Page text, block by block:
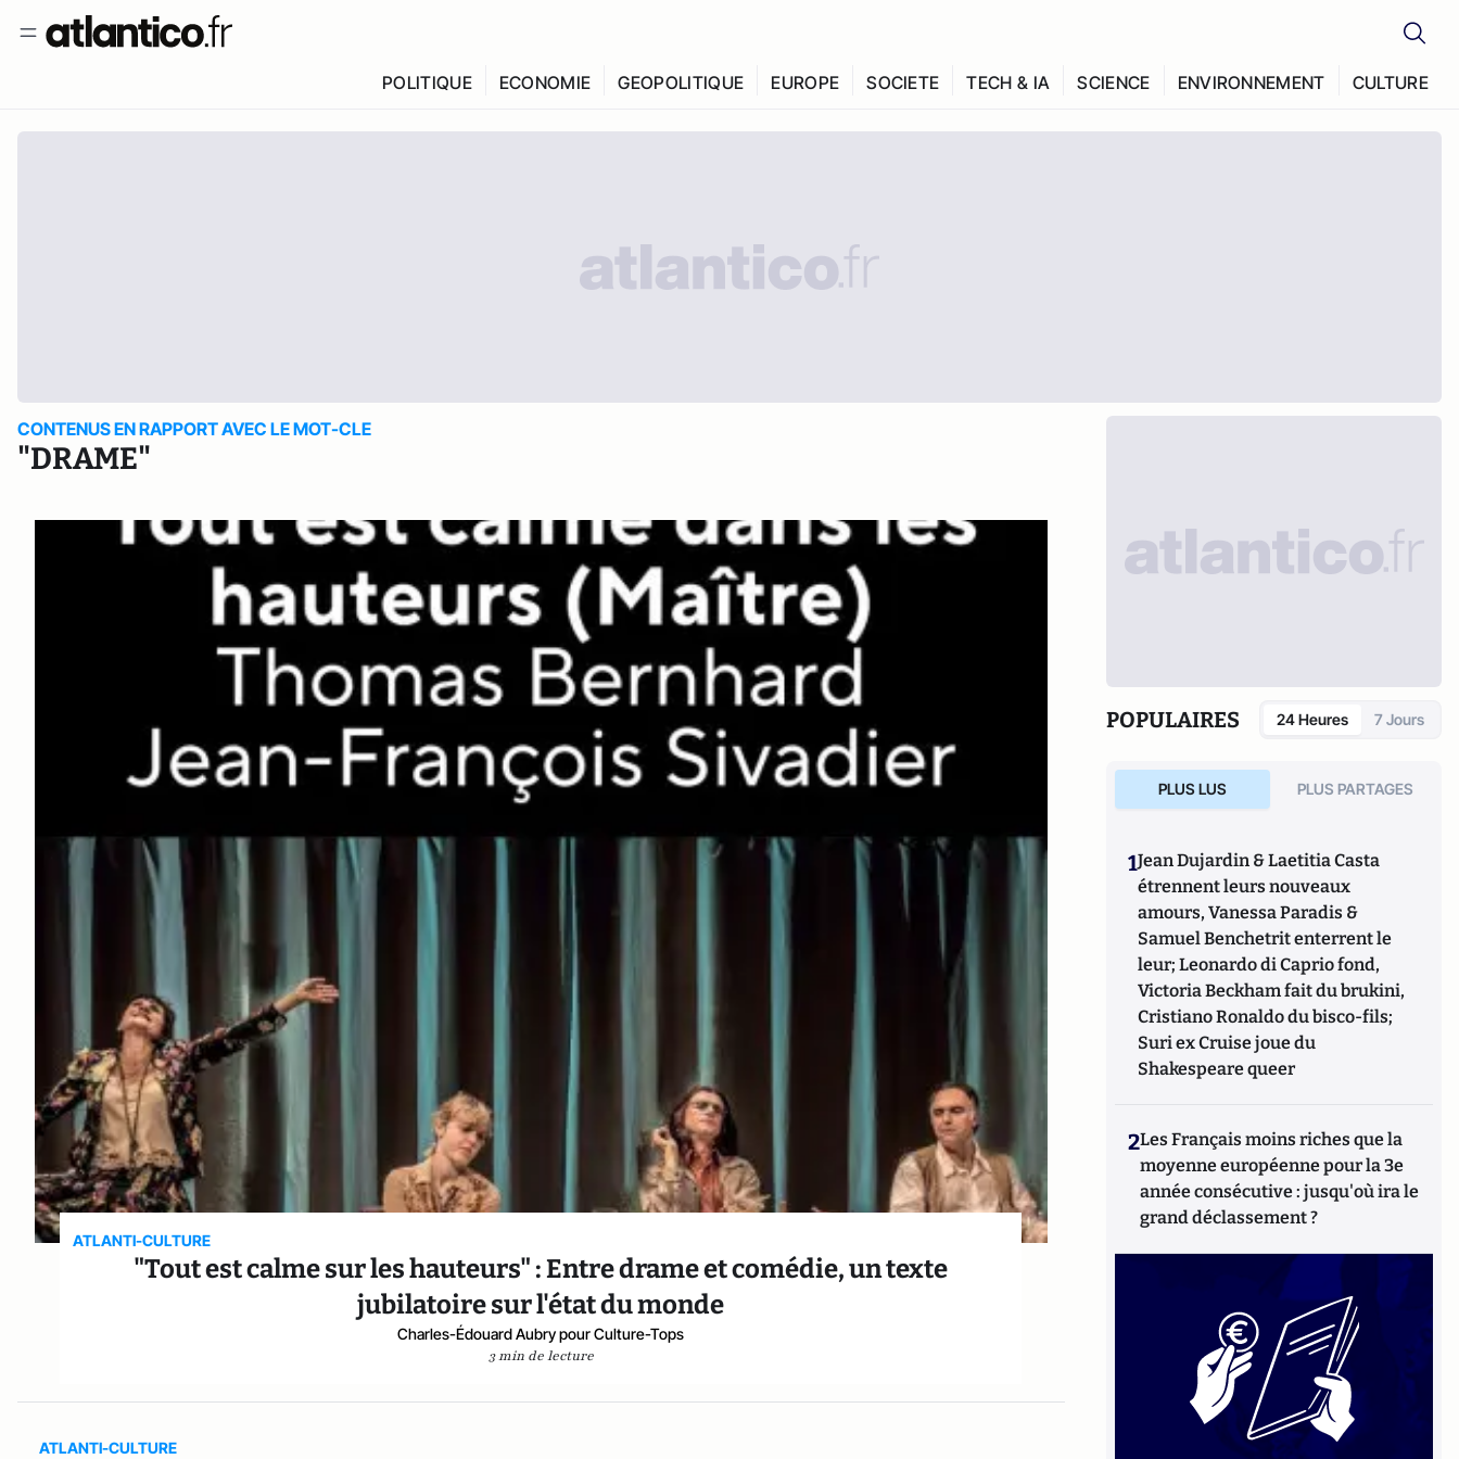
POLITIQUE ECONOMIE GEOPOLITIQUE EUROPE SOCIETE TECH & IA SCIENCE ENVIRONNEMENT CULTURE
CONTENUS EN RAPPORT AVEC LE MOT-CLE
"DRAME"
ATLANTI-CULTURE
"Tout est calme sur les hauteurs" : Entre drame et comédie, un texte
jubilatoire sur l'état du monde
Charles-Édouard Aubry pour Culture-Tops
3 min de lecture
ATLANTI-CULTURE
POPULAIRES 24 Heures 7 Jours
PLUS LUS PLUS PARTAGES
1Jean Dujardin & Laetitia Casta
étrennent leurs nouveaux
amours, Vanessa Paradis &
Samuel Benchetrit enterrent le
leur; Leonardo di Caprio fond,
Victoria Beckham fait du brukini,
Cristiano Ronaldo du bisco-fils;
Suri ex Cruise joue du
Shakespeare queer
2Les Français moins riches que la
moyenne européenne pour la 3e
année consécutive : jusqu'où ira le
grand déclassement ?